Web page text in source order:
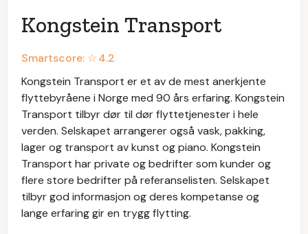
Kongstein Transport
Smartscore: ☆4.2
Kongstein Transport er et av de mest anerkjente
flyttebyråene i Norge med 90 års erfaring. Kongstein
Transport tilbyr dør til dør flyttetjenester i hele
verden. Selskapet arrangerer også vask, pakking,
lager og transport av kunst og piano. Kongstein
Transport har private og bedrifter som kunder og
flere store bedrifter på referanselisten. Selskapet
tilbyr god informasjon og deres kompetanse og
lange erfaring gir en trygg flytting.